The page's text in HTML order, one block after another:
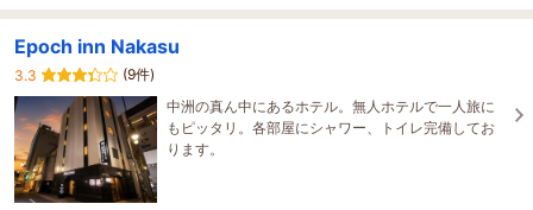
Epoch inn Nakasu
3.3
(9件)
中洲の真ん中にあるホテル。無人ホテルで一人旅に
もピッタリ。各部屋にシャワー、トイレ完備してお
ります。